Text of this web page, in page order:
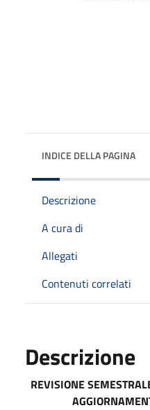
INDICE DELLA PAGINA
Descrizione
A cura di
Allegati
Contenuti correlati
Descrizione
REVISIONE